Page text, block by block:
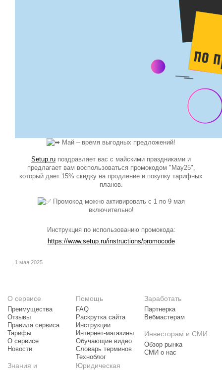
Май – время выгодных предложений!
Setup.ru поздравляет вас с майскими праздниками и
предлагает вам воспользоваться промокодом "May25",
который дает 15% скидку на продление и покупку тарифных
планов.
Промокод можно активировать с 1 по 9 мая
включительно!
Инструкция по использованию промокода:
https://www.setup.ru/instructions/promocode
1 мая 2025
О сервисе
Преимущества
Отзывы
Правила сервиса
Тарифы
О сервисе
Новости
Помощь
FAQ
Раскрутка сайта
Инструкции
Интернет-магазины
Обучающие видео
Словарь терминов
Техноблог
Заработать
Партнерка
Вебмастерам
Инвесторам и СМИ
Обзор рынка
СМИ о нас
Знания и Юридическая